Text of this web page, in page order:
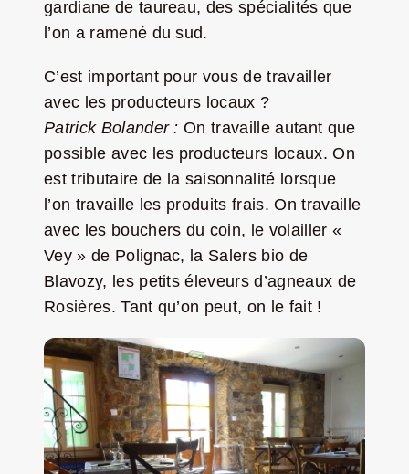
gardiane de taureau, des spécialités que
l’on a ramené du sud.
C’est important pour vous de travailler
avec les producteurs locaux ?
Patrick Bolander : On travaille autant que
possible avec les producteurs locaux. On
est tributaire de la saisonnalité lorsque
l’on travaille les produits frais. On travaille
avec les bouchers du coin, le volailler «
Vey » de Polignac, la Salers bio de
Blavozy, les petits éleveurs d’agneaux de
Rosières. Tant qu’on peut, on le fait !